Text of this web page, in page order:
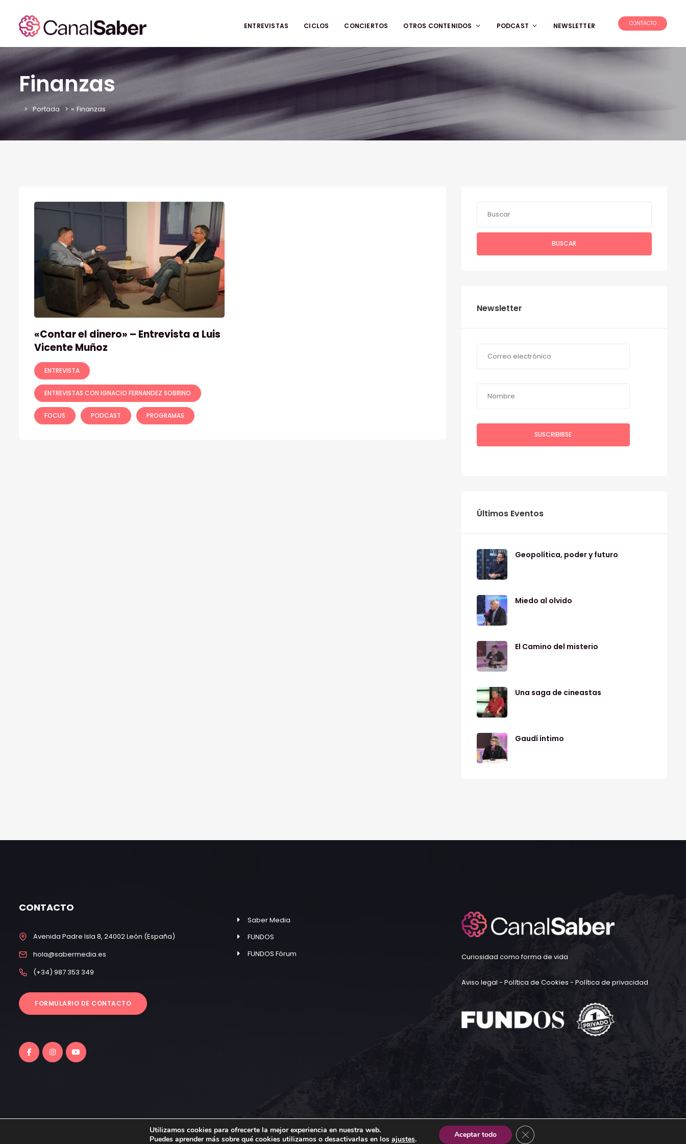
CONTACTO
ENTREVISTAS CICLOS CONCIERTOS OTROS CONTENIDOS PODCAST NEWSLETTER
Finanzas
Portada » Finanzas
«Contar el dinero» – Entrevista a Luis
Vicente Muñoz
ENTREVISTA
ENTREVISTAS CON IGNACIO FERNANDEZ SOBRINO
FOCUS PODCAST PROGRAMAS
BUSCAR
Newsletter
Últimos Eventos
Geopolítica, poder y futuro
Miedo al olvido
El Camino del misterio
Una saga de cineastas
Gaudí íntimo
CONTACTO
Avenida Padre Isla 8, 24002 León (España)
hola@sabermedia.es
(+34) 987 353 349
FORMULARIO DE CONTACTO
Saber Media
FUNDOS
FUNDOS Fórum
Curiosidad como forma de vida
Aviso legal - Política de Cookies - Política de privacidad
Todos los derechos reservados © FUNDOS 2023
Utilizamos cookies para ofrecerte la mejor experiencia en nuestra web.
Puedes aprender más sobre qué cookies utilizamos o desactivarlas en los ajustes. Aceptar todo CERRAR EL BANNER DE COOKIES RGPD